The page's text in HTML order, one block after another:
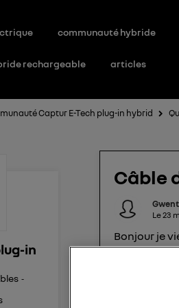
communauté hybride
rechargeable articles
Captur E-Tech plug-in hybrid
in
Câble
Le23
Bonjour je
câble
sur borne